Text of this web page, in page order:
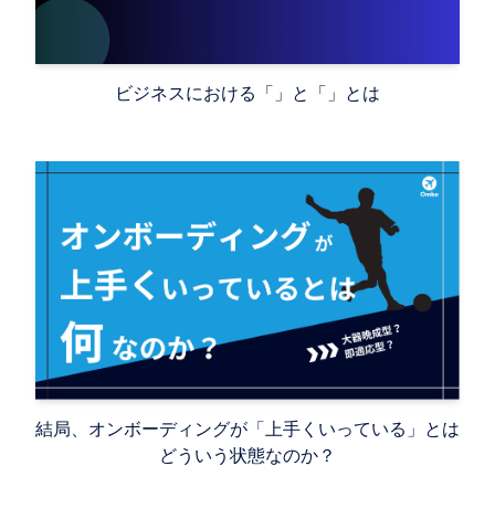
ビジネスにおける「IQ」と「EQ」とは
結局、オンボーディングが「上手くいっている」とは
どういう状態なのか？